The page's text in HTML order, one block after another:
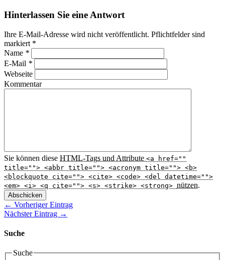
Hinterlassen Sie eine Antwort
Ihre E-Mail-Adresse wird nicht veröffentlicht. Pflichtfelder sind
markiert *
Name *
E-Mail *
Webseite
Kommentar
Sie können diese HTML-Tags und Attribute <a href=""
title=""> <abbr title=""> <acronym title=""> <b>
<blockquote cite=""> <cite> <code> <del datetime="">
<em> <i> <q cite=""> <s> <strike> <strong> nützen.
Abschicken
← Vorheriger Eintrag
Nächster Eintrag →
Suche
Suche